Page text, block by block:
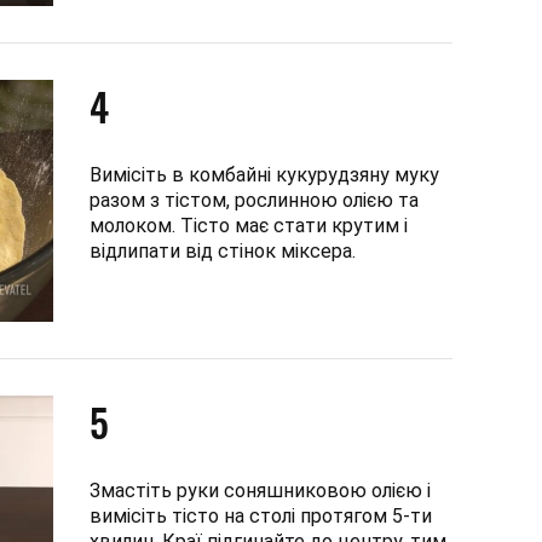
4
Вимісіть в комбайні кукурудзяну муку
разом з тістом, рослинною олією та
молоком. Тісто має стати крутим і
відлипати від стінок міксера.
5
Змастіть руки соняшниковою олією і
вимісіть тісто на столі протягом 5-ти